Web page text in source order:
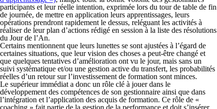
participants et leur réelle intention, exprimée lors du tour de table de fin
de journée, de mettre en application leurs apprentissages, leurs
opérations prendront rapidement le dessus, reléguant les activités à
réaliser de leur plan d’actions rédigé en session à la liste des résolutions
du Jour de l’An.
Certains mentionnent que leurs lunettes se sont ajustées à l’égard de
certaines situations, que leur vision des choses a peut-être changé et
que quelques tentatives d’amélioration ont vu le jour, mais sans un
suivi systématique et/ou une gestion active du transfert, les probabilités
réelles d’un retour sur l’investissement de formation sont minces.
Le supérieur immédiat a donc un rôle clé à jouer dans le
développement des compétences de son gestionnaire ainsi que dans
l’intégration et l’application des acquis de formation. Ce rôle de «
coaching » fait partie de la gestion de la performance et doit s’insérer